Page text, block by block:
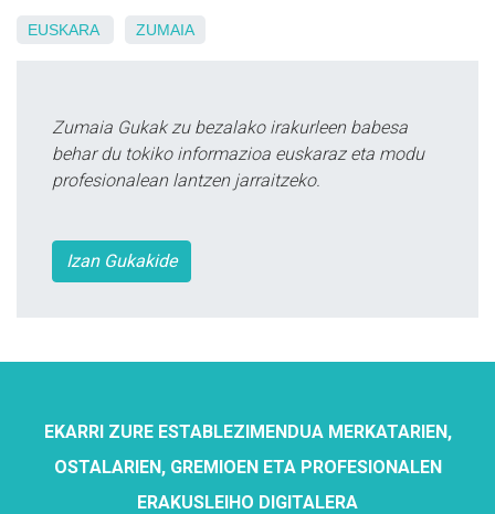
EUSKARA ZUMAIA
Zumaia Gukak zu bezalako irakurleen babesa
behar du tokiko informazioa euskaraz eta modu
profesionalean lantzen jarraitzeko.
Izan Gukakide
EKARRI ZURE ESTABLEZIMENDUA MERKATARIEN,
OSTALARIEN, GREMIOEN ETA PROFESIONALEN
ERAKUSLEIHO DIGITALERA